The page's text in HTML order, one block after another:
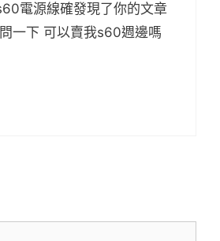
電源線確發現了你的文章
一下 可以賣我s60週邊嗎